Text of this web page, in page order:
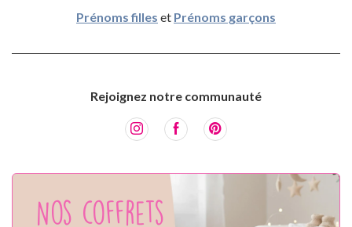
Prénoms filles et Prénoms garçons
Rejoignez notre communauté
Nos coffrets